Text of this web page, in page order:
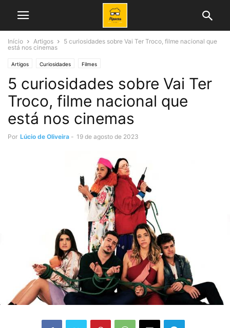
Início Artigos
5 curiosidades sobre Vai Ter Troco, filme nacional que
está nos cinemas
Artigos Curiosidades Filmes
5 curiosidades sobre Vai Ter
Troco, filme nacional que
está nos cinemas
Por Lúcio de Oliveira - 19 de agosto de 2023